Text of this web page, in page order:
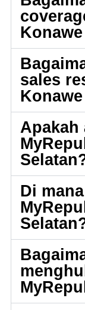
sales
Apakah
Di